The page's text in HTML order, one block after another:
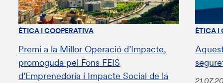
ÈTICA I COOPERATIVA
Premi a la Millor Operació d’Impacte,
promoguda pel Fons FEIS
d’Emprenedoria i Impacte Social de la
ÈTICA I